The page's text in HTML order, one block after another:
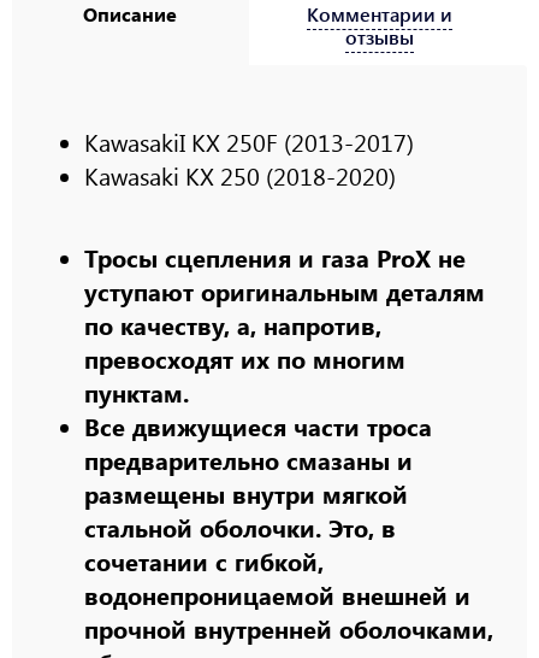
Описание
KawasakiI KX 250F (2013-2017)
Kawasaki KX 250 (2018-2020)
Тросы сцепления и газа ProX не
уступают оригинальным деталям
по качеству, а, напротив,
превосходят их по многим
пунктам.
Все движущиеся части троса
предварительно смазаны и
размещены внутри мягкой
стальной оболочки. Это, в
сочетании с гибкой,
водонепроницаемой внешней и
прочной внутренней оболочками,
Комментарии и
отзывы